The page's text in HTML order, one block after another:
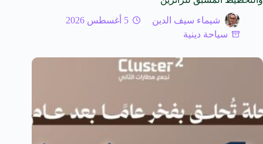
شيماء سيف الدين
5 أغسطس 2026
سياحة دينية